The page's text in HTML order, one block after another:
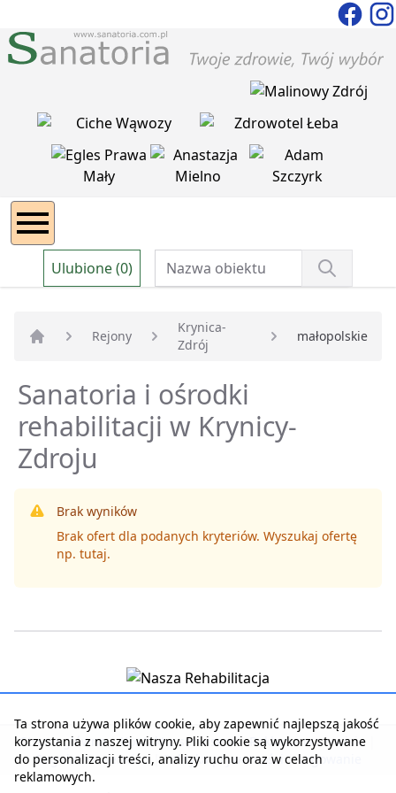
Ulubione (0)
Rejony
Krynica-
Zdrój
małopolskie
Sanatoria i ośrodki
rehabilitacji w Krynicy-
Zdroju
Brak wyników
Brak ofert dla podanych kryteriów. Wyszukaj ofertę
np. tutaj.
Strona główna | Kontakt z serwisem | Reklama w serwisie
Regulamin serwisu | Polityka prywatności | Logowanie
Ta strona używa plików cookie, aby zapewnić najlepszą jakość
korzystania z naszej witryny. Pliki cookie są wykorzystywane
do personalizacji treści, analizy ruchu oraz w celach
reklamowych.